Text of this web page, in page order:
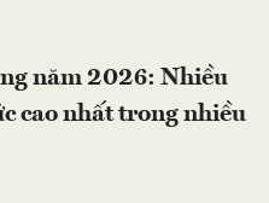
năm 2026: Nhiều
cao nhất trong nhiều